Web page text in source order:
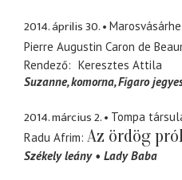
2014. április 30.
Pierre Augustin Caron de
Rendező
Keresztes Attila
Suzanne komorna, Figaro
2014. március 2.
Tompa
Radu Afrim Az ördög
Székely leány
Lady Baba